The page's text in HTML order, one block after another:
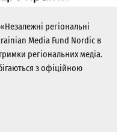
регіональні
Media Fund Nordic в
регіональних медіа.
з офіційною